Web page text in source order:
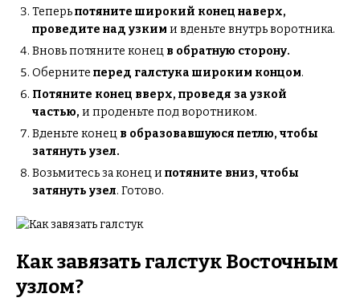
Теперьпотяните широкий конец наверх,
проведите над узким и вденьте внутрь воротника.
Вновь потяните конец в обратную сторону.
Оберните перед галстука широким концом.
Потяните конец вверх, проведя за узкой
частью, и проденьте под воротником.
Вденьте конец в образовавшуюся петлю, чтобы
затянуть узел.
Возьмитесь за конец и потяните вниз, чтобы
затянуть узел. Готово.
Как завязать галстук Восточным
узлом?